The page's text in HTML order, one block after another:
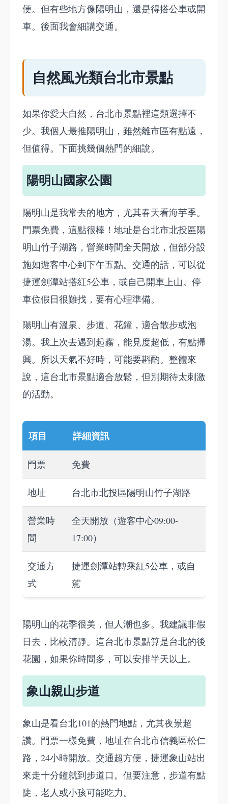
便。但有些地方像陽明山，還是得搭公車或開
車。後面我會細講交通。
自然風光類台北市景點
如果你愛大自然，台北市景點裡這類選擇不
少。我個人最推陽明山，雖然離市區有點遠，
但值得。下面挑幾個熱門的細說。
陽明山國家公園
陽明山是我常去的地方，尤其春天看海芋季。
門票免費，這點很棒！地址是台北市北投區陽
明山竹子湖路，營業時間全天開放，但部分設
施如遊客中心到下午五點。交通的話，可以從
捷運劍潭站搭紅5公車，或自己開車上山。停
車位假日很難找，要有心理準備。
陽明山有溫泉、步道、花鐘，適合散步或泡
湯。我上次去遇到起霧，能見度超低，有點掃
興。所以天氣不好時，可能要斟酌。整體來
說，這台北市景點適合放鬆，但別期待太刺激
的活動。
項目 詳細資訊
門票 免費
地址 台北市北投區陽明山竹子湖路
營業時
間
全天開放（遊客中心09:00-
17:00）
交通方
式
捷運劍潭站轉乘紅5公車，或自
駕
陽明山的花季很美，但人潮也多。我建議非假
日去，比較清靜。這台北市景點算是台北的後
花園，如果你時間多，可以安排半天以上。
象山親山步道
象山是看台北101的熱門地點，尤其夜景超
讚。門票一樣免費，地址在台北市信義區松仁
路，24小時開放。交通超方便，捷運象山站出
來走十分鐘就到步道口。但要注意，步道有點
陡，老人或小孩可能吃力。